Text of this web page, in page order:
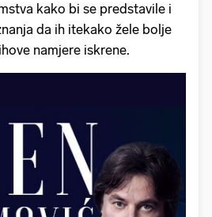
kako bi se predstavile i
da ih itekako žele bolje
namjere iskrene.